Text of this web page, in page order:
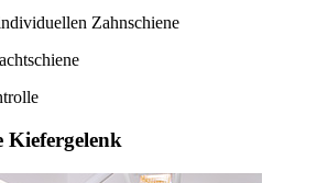
Zahnschiene
Kiefergelenk